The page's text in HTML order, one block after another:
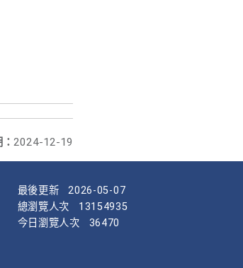
2024-12-19
最後更新
2026-05-07
總瀏覽人次
13154935
今日瀏覽人次
36470